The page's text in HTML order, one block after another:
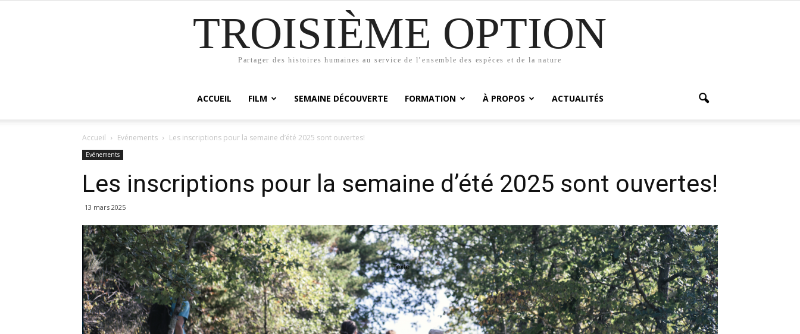
TROISIÈME OPTION
Partager des histoires humaines au service de l’ensemble des espèces et de la nature
ACCUEIL FILM SEMAINE DÉCOUVERTE FORMATION À PROPOS ACTUALITÉS
Accueil Evénements Les inscriptions pour la semaine d’été 2025 sont ouvertes!
Evénements
Les inscriptions pour la semaine d’été 2025 sont ouvertes!
13 mars 2025